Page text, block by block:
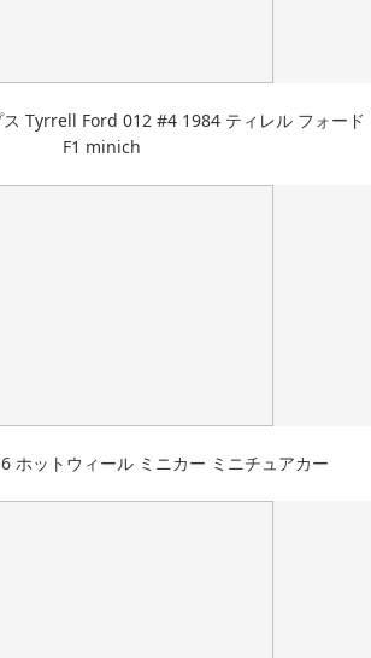
Tyrrell Ford 012 #4 1984 ティレル フォード
F1 minich
ホットウィール ミニカー ミニチュアカー